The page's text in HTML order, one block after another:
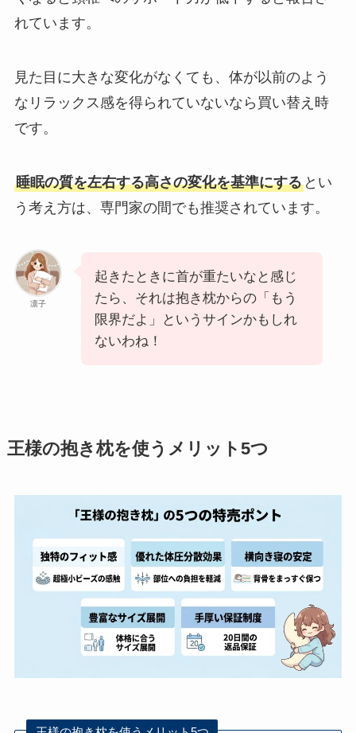
れています。
見た目に大きな変化がなくても、体が以前のよう
なリラックス感を得られていないなら買い替え時
です。
睡眠の質を左右する高さの変化を基準にするとい
う考え方は、専門家の間でも推奨されています。
凛子
起きたときに首が重たいなと感じ
たら、それは抱き枕からの「もう
限界だよ」というサインかもしれ
ないわね！
王様の抱き枕を使うメリット5つ